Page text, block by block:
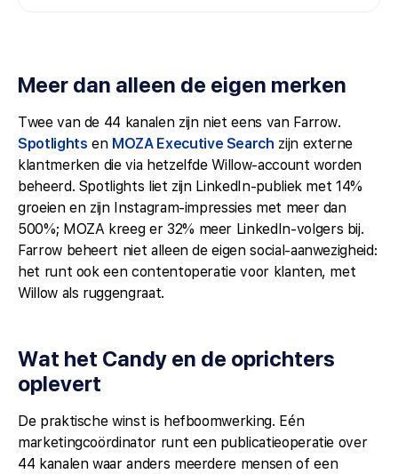
Meer dan alleen de eigen merken
Twee van de 44 kanalen zijn niet eens van Farrow.
Spotlights en MOZA Executive Search zijn externe
klantmerken die via hetzelfde Willow-account worden
beheerd. Spotlights liet zijn LinkedIn-publiek met 14%
groeien en zijn Instagram-impressies met meer dan
500%; MOZA kreeg er 32% meer LinkedIn-volgers bij.
Farrow beheert niet alleen de eigen social-aanwezigheid:
het runt ook een contentoperatie voor klanten, met
Willow als ruggengraat.
Wat het Candy en de oprichters
oplevert
De praktische winst is hefboomwerking. Eén
marketingcoördinator runt een publicatieoperatie over
44 kanalen waar anders meerdere mensen of een